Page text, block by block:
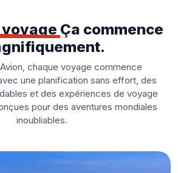
voyage Ça commence
chaque voyage commence
une planification sans effort, des
et des expériences de voyage
pour des aventures mondiales
inoubliables.